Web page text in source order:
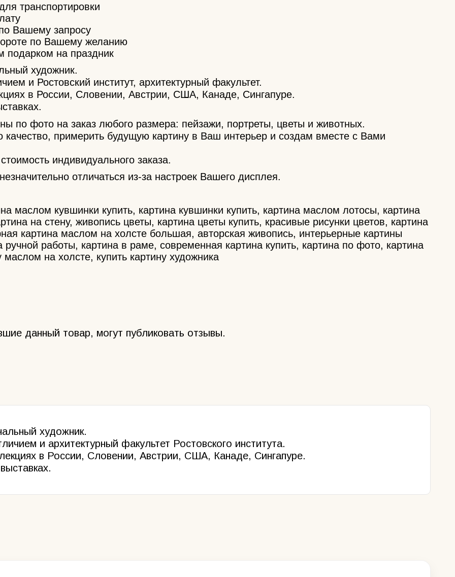
транспортировки
Вашему запросу
по Вашему желанию
подарком на праздник
художник.
и Ростовский институт, архитектурный факультет.
в России, Словении, Австрии, США, Канаде, Сингапуре.
по фото на заказ любого размера: пейзажи, портреты, цветы и животных.
примерить будущую картину в Ваш интерьер и создам вместе с Вами
индивидуального заказа.
отличаться из-за настроек Вашего дисплея.
маслом кувшинки купить, картина кувшинки купить, картина маслом лотосы, картина
на стену, живопись цветы, картина цветы купить, красивые рисунки цветов, картина
картина маслом на холсте большая, авторская живопись, интерьерные картины
ручной работы, картина в раме, современная картина купить, картина по фото, картина
маслом на холсте, купить картину художника
данный товар, могут публиковать отзывы.
художник.
и архитектурный факультет Ростовского института.
в России, Словении, Австрии, США, Канаде, Сингапуре.